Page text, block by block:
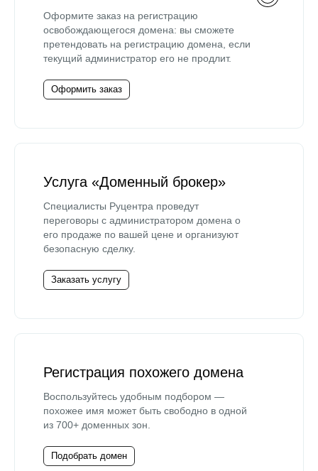
Оформите заказ на регистрацию
освобождающегося домена: вы сможете
претендовать на регистрацию домена, если
текущий администратор его не продлит.
Оформить заказ
Услуга «Доменный брокер»
Специалисты Руцентра проведут
переговоры с администратором домена о
его продаже по вашей цене и организуют
безопасную сделку.
Заказать услугу
Регистрация похожего домена
Воспользуйтесь удобным подбором —
похожее имя может быть свободно в одной
из 700+ доменных зон.
Подобрать домен